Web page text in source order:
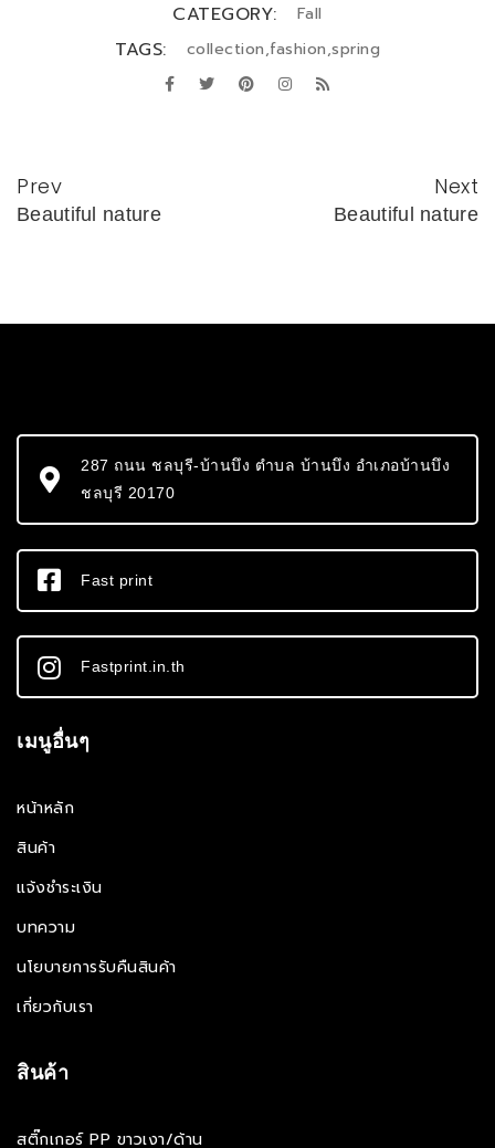
CATEGORY: Fall
TAGS: collection,fashion,spring
Prev
Beautiful nature
Next
Beautiful nature
287 ถนน ชลบุรี-บ้านบึง ตำบล บ้านบึง อำเภอบ้านบึง
ชลบุรี 20170
Fast print
Fastprint.in.th
เมนูอื่นๆ
หน้าหลัก
สินค้า
แจ้งชำระเงิน
บทความ
นโยบายการรับคืนสินค้า
เกี่ยวกับเรา
สินค้า
สติ๊กเกอร์ PP ขาวเงา/ด้าน